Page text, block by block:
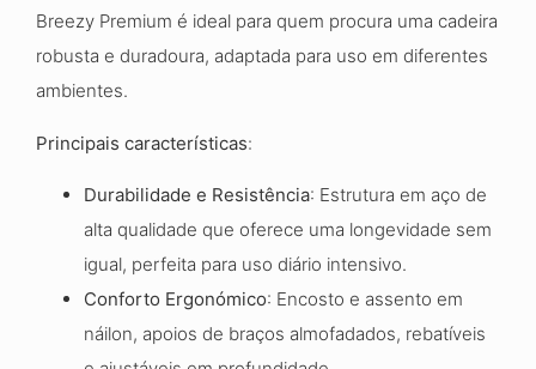
Breezy Premium é ideal para quem procura uma cadeira
robusta e duradoura, adaptada para uso em diferentes
ambientes.
Principais características:
Durabilidade e Resistência: Estrutura em aço de
alta qualidade que oferece uma longevidade sem
igual, perfeita para uso diário intensivo.
Conforto Ergonómico: Encosto e assento em
náilon, apoios de braços almofadados, rebatíveis